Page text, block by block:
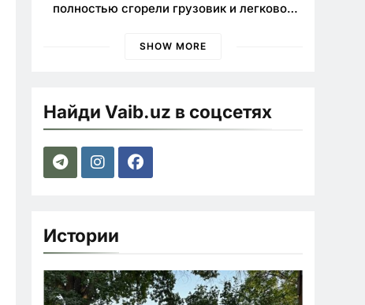
полностью сгорели грузовик и легковой
SHOW MORE
Найди Vaib.uz в соцсетях
Истории